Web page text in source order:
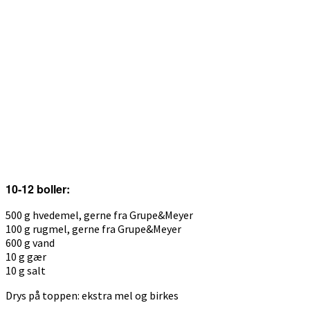
10-12 boller:
500 g hvedemel, gerne fra Grupe&Meyer
100 g rugmel, gerne fra Grupe&Meyer
600 g vand
10 g gær
10 g salt
Drys på toppen: ekstra mel og birkes